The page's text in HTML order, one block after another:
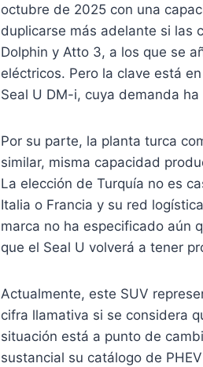
octubre de 2025 con una
duplicarse más adelante si las
Dolphin y Atto 3, a los que se
eléctricos. Pero la clave está
Seal U DM-i, cuya demanda
Por su parte, la planta turca
similar, misma capacidad
La elección de Turquía no es
Italia o Francia y su red
marca no ha especificado aún
que el Seal U volverá a tener
Actualmente, este SUV
cifra llamativa si se considera
situación está a punto de
sustancial su catálogo de